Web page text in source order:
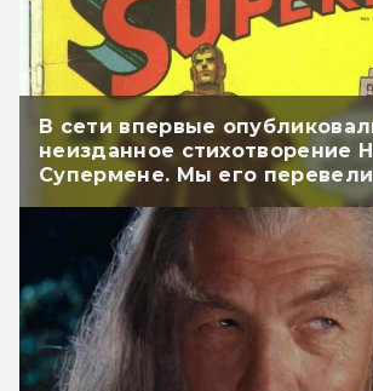
В сети впервые
неизданное стихотворение
Супермене. Мы его перевели